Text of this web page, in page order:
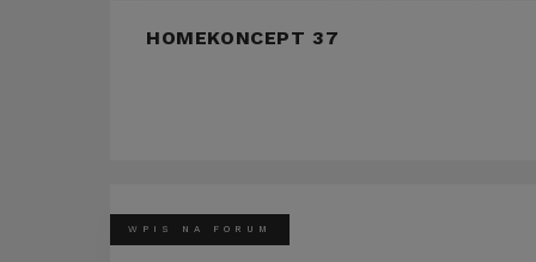
HOMEKONCEPT 37
WPIS NA FORUM